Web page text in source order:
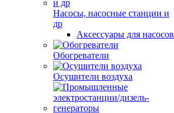
Насосы, насосные станции и
др
Аксессуары для насосов
Обогреватели
Осушители воздуха